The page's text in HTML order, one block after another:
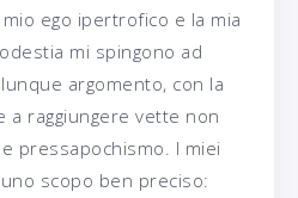
ego ipertrofico e la mia
mi spingono ad
argomento, con la
a raggiungere vette non
pressapochismo. I miei
scopo ben preciso: